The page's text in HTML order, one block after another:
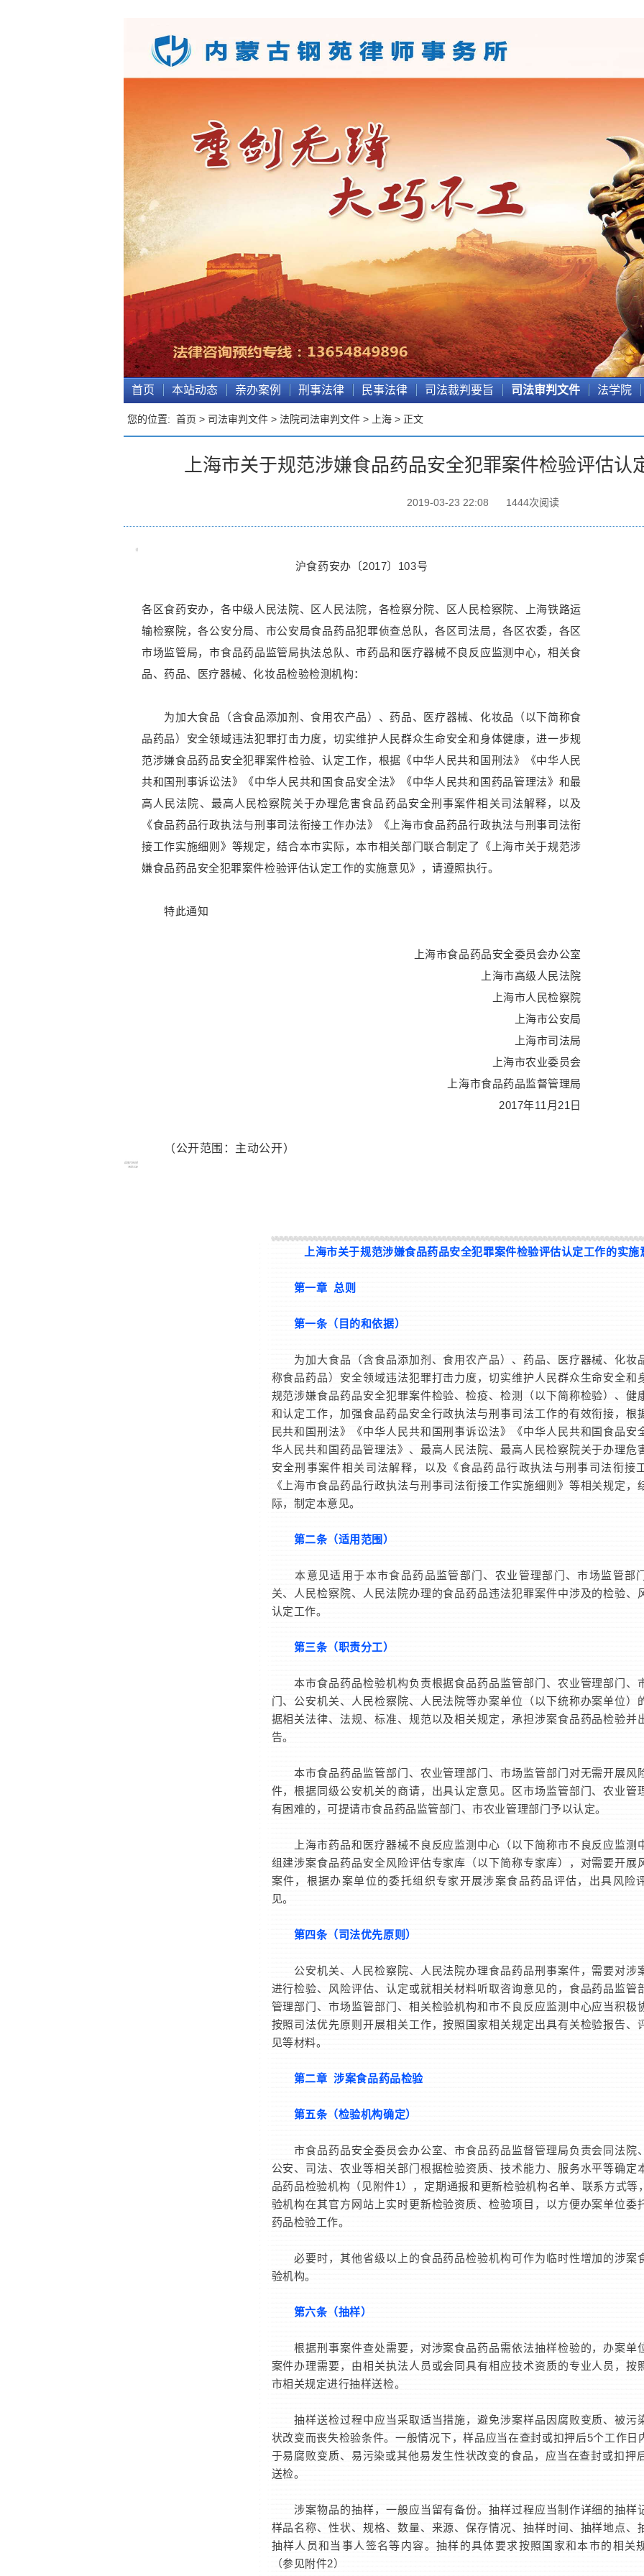
首页 本站动态 亲办案例 刑事法律 民事法律 司法裁判要旨 司法审判文件 法学院
您的位置: 首页 > 司法审判文件 > 法院司法审判文件 > 上海 > 正文
上海市关于规范涉嫌食品药品安全犯罪案件检验评估认
2019-03-23 22:08 1444次阅读
沪食药安办〔2017〕103号
各区食药安办，各中级人民法院、区人民法院，各检察分院、区人民检察院、上海铁路运
输检察院，各公安分局、市公安局食品药品犯罪侦查总队，各区司法局，各区农委，各区
市场监管局，市食品药品监管局执法总队、市药品和医疗器械不良反应监测中心，相关食
品、药品、医疗器械、化妆品检验检测机构：
为加大食品（含食品添加剂、食用农产品）、药品、医疗器械、化妆品（以下简称食
品药品）安全领域违法犯罪打击力度，切实维护人民群众生命安全和身体健康，进一步规
范涉嫌食品药品安全犯罪案件检验、认定工作，根据《中华人民共和国刑法》《中华人民
共和国刑事诉讼法》《中华人民共和国食品安全法》《中华人民共和国药品管理法》和最
高人民法院、最高人民检察院关于办理危害食品药品安全刑事案件相关司法解释，以及
《食品药品行政执法与刑事司法衔接工作办法》《上海市食品药品行政执法与刑事司法衔
接工作实施细则》等规定，结合本市实际，本市相关部门联合制定了《上海市关于规范涉
嫌食品药品安全犯罪案件检验评估认定工作的实施意见》，请遵照执行。
特此通知
上海市食品药品安全委员会办公室
上海市高级人民法院
上海市人民检察院
上海市公安局
上海市司法局
上海市农业委员会
上海市食品药品监督管理局
2017年11月21日
（公开范围：主动公开）
上海市关于规范涉嫌食品药品安全犯罪案件检验评估认定工作的实施
第一章 总则
第一条（目的和依据）
为加大食品（含食品添加剂、食用农产品）、药品、医疗器械、化妆
称食品药品）安全领域违法犯罪打击力度，切实维护人民群众生命安全和
规范涉嫌食品药品安全犯罪案件检验、检疫、检测（以下简称检验）、健
和认定工作，加强食品药品安全行政执法与刑事司法工作的有效衔接，根
民共和国刑法》《中华人民共和国刑事诉讼法》《中华人民共和国食品安
华人民共和国药品管理法》、最高人民法院、最高人民检察院关于办理危
安全刑事案件相关司法解释，以及《食品药品行政执法与刑事司法衔接
《上海市食品药品行政执法与刑事司法衔接工作实施细则》等相关规定，
际，制定本意见。
第二条（适用范围）
本意见适用于本市食品药品监管部门、农业管理部门、市场监管部
关、人民检察院、人民法院办理的食品药品违法犯罪案件中涉及的检验、
认定工作。
第三条（职责分工）
本市食品药品检验机构负责根据食品药品监管部门、农业管理部门、
门、公安机关、人民检察院、人民法院等办案单位（以下统称办案单位）
据相关法律、法规、标准、规范以及相关规定，承担涉案食品药品检验并
告。
本市食品药品监管部门、农业管理部门、市场监管部门对无需开展风
件，根据同级公安机关的商请，出具认定意见。区市场监管部门、农业管
有困难的，可提请市食品药品监管部门、市农业管理部门予以认定。
上海市药品和医疗器械不良反应监测中心（以下简称市不良反应监测
组建涉案食品药品安全风险评估专家库（以下简称专家库），对需要开展
案件，根据办案单位的委托组织专家开展涉案食品药品评估，出具风险
见。
第四条（司法优先原则）
公安机关、人民检察院、人民法院办理食品药品刑事案件，需要对涉
进行检验、风险评估、认定或就相关材料听取咨询意见的，食品药品监管
管理部门、市场监管部门、相关检验机构和市不良反应监测中心应当积极
按照司法优先原则开展相关工作，按照国家相关规定出具有关检验报告、
见等材料。
第二章 涉案食品药品检验
第五条（检验机构确定）
市食品药品安全委员会办公室、市食品药品监督管理局负责会同法院
公安、司法、农业等相关部门根据检验资质、技术能力、服务水平等确定
品药品检验机构（见附件1），定期通报和更新检验机构名单、联系方式等
验机构在其官方网站上实时更新检验资质、检验项目，以方便办案单位委
药品检验工作。
必要时，其他省级以上的食品药品检验机构可作为临时性增加的涉案
验机构。
第六条（抽样）
根据刑事案件查处需要，对涉案食品药品需依法抽样检验的，办案单
案件办理需要，由相关执法人员或会同具有相应技术资质的专业人员，按
市相关规定进行抽样送检。
抽样送检过程中应当采取适当措施，避免涉案样品因腐败变质、被污
状改变而丧失检验条件。一般情况下，样品应当在查封或扣押后5个工作日
于易腐败变质、易污染或其他易发生性状改变的食品，应当在查封或扣押
送检。
涉案物品的抽样，一般应当留有备份。抽样过程应当制作详细的抽样
样品名称、性状、规格、数量、来源、保存情况、抽样时间、抽样地点、
抽样人员和当事人签名等内容。抽样的具体要求按照国家和本市的相关
（参见附件2）